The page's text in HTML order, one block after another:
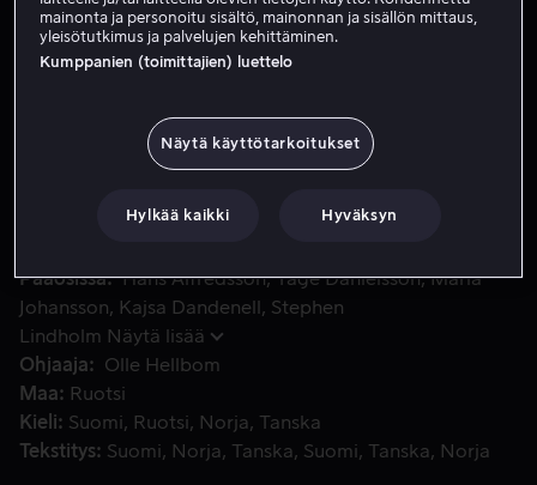
Osta 10,99 €
4-vuotias pikku Ninni haaksirikkoutuu autiolle saarelle
4-vuotias pikku Ninni haaksirikkoutuu autiolle saarelle
ystävineen. Majakalla majailevat kaksi "lintutieteilijää"
siihen osaa eikä arpaa.
Pääosissa Hans Alfredsson Tage Danielsson Maria
Johansson
Kajsa Dandenell
Stephen
Lindholm Näytä lisää
Ohjaaja
Olle Hellbom
Maa
Ruotsi
Kieli
Suomi Ruotsi Norja
Tanska
Tekstitys
Suomi Norja Tanska Suomi Tanska Norja
mainonta ja personoitu sisältö, mainonnan ja sisällön mittaus,
yleisötutkimus ja palvelujen kehittäminen.
Kumppanien (toimittajien) luettelo
Näytä käyttötarkoitukset
Hylkää kaikki Hyväksyn